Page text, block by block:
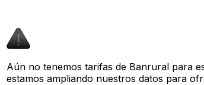
Aún no tenemos tarifas de Banrural para
estamos ampliando nuestros datos para